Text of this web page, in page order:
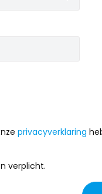
privacyverklaring
verplicht.